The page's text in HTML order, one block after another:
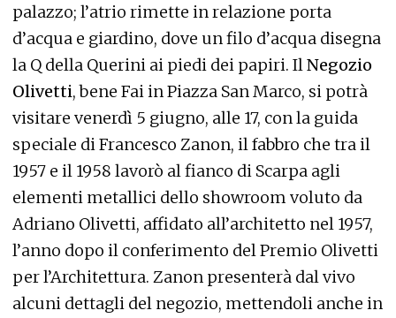
palazzo; l’atrio rimette in relazione porta
d’acqua e giardino, dove un filo d’acqua disegna
la Q della Querini ai piedi dei papiri. IlNegozio
Olivetti, bene Fai in Piazza San Marco, si potrà
visitare venerdì 5 giugno, alle 17, con la guida
speciale di Francesco Zanon, il fabbro che tra il
1957 e il 1958 lavorò al fianco di Scarpa agli
elementi metallici dello showroom voluto da
Adriano Olivetti, affidato all’architetto nel 1957,
l’anno dopo il conferimento del Premio Olivetti
per l’Architettura. Zanon presenterà dal vivo
alcuni dettagli del negozio, mettendoli anche in